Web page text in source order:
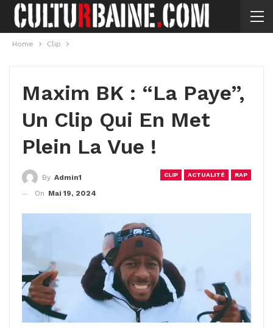
Home Clip
Maxim BK : “La Paye”,
Un Clip Qui En Met
Plein La Vue !
CLIP ACTUALITÉ RAP
By Admin1
On Mai 19, 2024